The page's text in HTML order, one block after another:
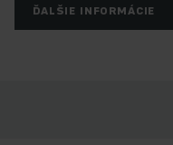
ĎALŠIE INFORMÁCIE